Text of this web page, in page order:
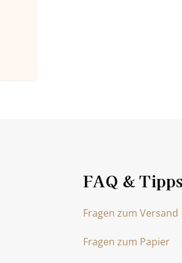
FAQ & Tipps
Fragen zum Versand
Fragen zum Papier